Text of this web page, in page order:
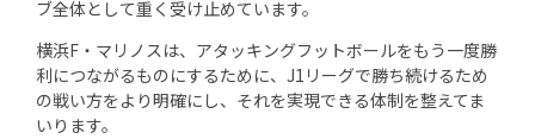
ブ全体として重く受け止めています。
横浜F・マリノスは、アタッキングフットボールをもう一度勝
利につながるものにするために、J1リーグで勝ち続けるため
の戦い方をより明確にし、それを実現できる体制を整えてま
いります。